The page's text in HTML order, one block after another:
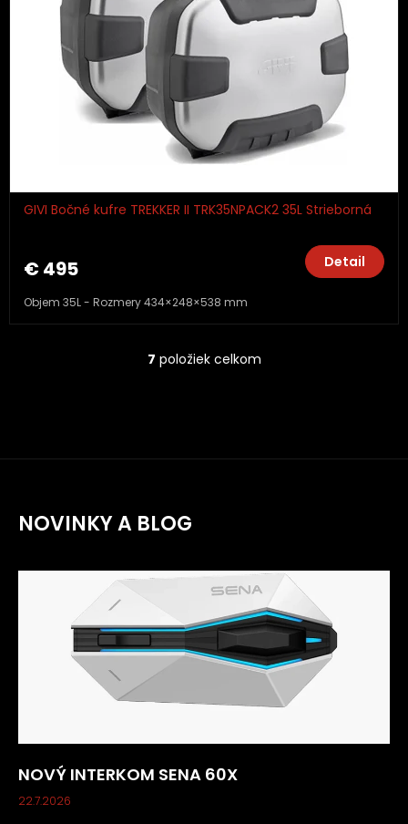
GIVI Bočné kufre TREKKER II TRK35NPACK2 35L Strieborná
€ 495 Detail
Objem 35L - Rozmery 434×248×538 mm
O
a
k
y
ý
p
i
7 položiek celkom
NOVINKY A BLOG
NOVÝ INTERKOM SENA 60X
22.7.2026